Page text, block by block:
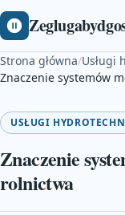
Strona główna/Usługi
Znaczenie systemów
USŁUGI
Znaczenie
rolnictwa